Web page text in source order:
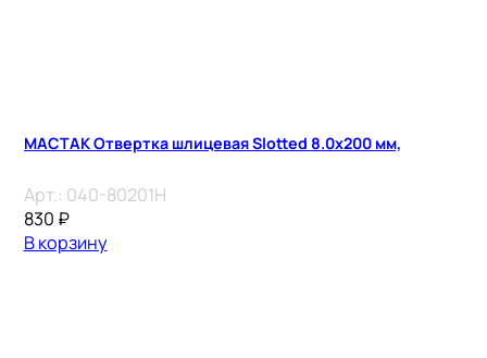
МАСТАК Отвертка шлицевая Slotted 8.0х200 мм,
Арт.: 040-80201H
830 ₽
В корзину